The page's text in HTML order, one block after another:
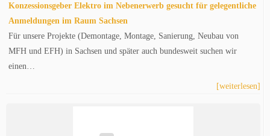
Konzessionsgeber Elektro im Nebenerwerb gesucht für gelegentliche
Anmeldungen im Raum Sachsen
Für unsere Projekte (Demontage, Montage, Sanierung, Neubau von
MFH und EFH) in Sachsen und später auch bundesweit suchen wir
einen…
[weiterlesen]